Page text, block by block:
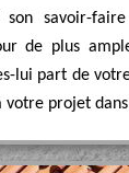
savoir-
de plus
lui part de
votre projet